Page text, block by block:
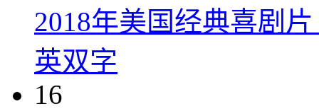
2018年美国经典喜剧
英双字
16